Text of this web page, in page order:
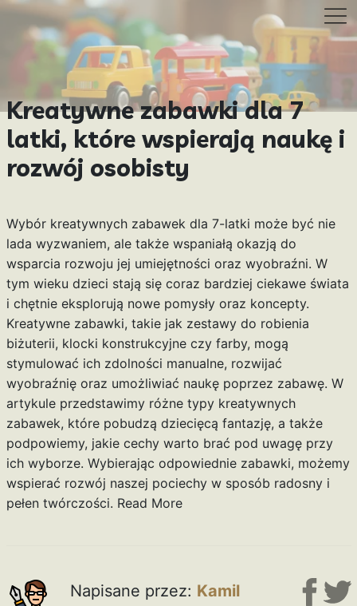
Kreatywne zabawki dla 7
latki, które wspierają naukę i
rozwój osobisty
Wybór kreatywnych zabawek dla 7-latki może być nie
lada wyzwaniem, ale także wspaniałą okazją do
wsparcia rozwoju jej umiejętności oraz wyobraźni. W
tym wieku dzieci stają się coraz bardziej ciekawe świata
i chętnie eksplorują nowe pomysły oraz koncepty.
Kreatywne zabawki, takie jak zestawy do robienia
biżuterii, klocki konstrukcyjne czy farby, mogą
stymulować ich zdolności manualne, rozwijać
wyobraźnię oraz umożliwiać naukę poprzez zabawę. W
artykule przedstawimy różne typy kreatywnych
zabawek, które pobudzą dziecięcą fantazję, a także
podpowiemy, jakie cechy warto brać pod uwagę przy
ich wyborze. Wybierając odpowiednie zabawki, możemy
wspierać rozwój naszej pociechy w sposób radosny i
pełen twórczości. Read More
Napisane przez: Kamil